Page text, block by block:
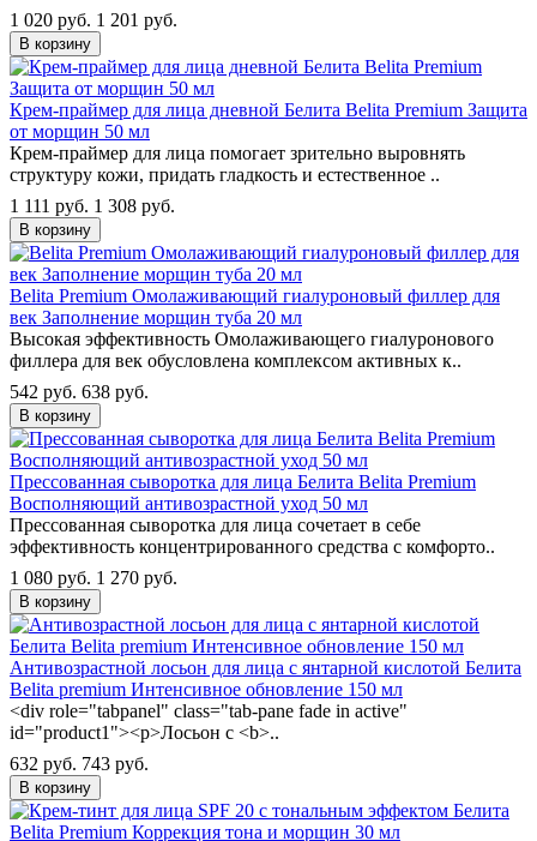
1 020 руб. 1 201 руб.
В корзину
Крем-праймер для лица дневной Белита Belita Premium Защита
от морщин 50 мл
Крем-праймер для лица помогает зрительно выровнять
структуру кожи, придать гладкость и естественное ..
1 111 руб. 1 308 руб.
В корзину
Belita Premium Омолаживающий гиалуроновый филлер для
век Заполнение морщин туба 20 мл
Высокая эффективность Омолаживающего гиалуронового
филлера для век обусловлена комплексом активных к..
542 руб. 638 руб.
В корзину
Прессованная сыворотка для лица Белита Belita Premium
Восполняющий антивозрастной уход 50 мл
Прессованная сыворотка для лица сочетает в себе
эффективность концентрированного средства с комфорто..
1 080 руб. 1 270 руб.
В корзину
Антивозрастной лосьон для лица с янтарной кислотой Белита
Belita premium Интенсивное обновление 150 мл
<div role="tabpanel" class="tab-pane fade in active"
id="product1"><p>Лосьон с <b>..
632 руб. 743 руб.
В корзину